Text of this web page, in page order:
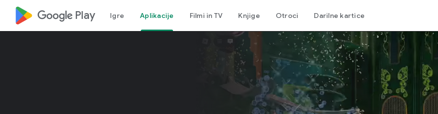
google_logo Play Igre Aplikacije Filmi in TV Knjige Otroci Darilne kartice